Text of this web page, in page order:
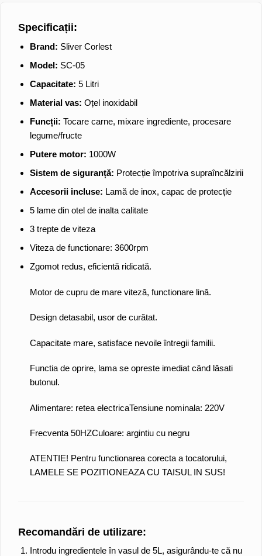
Specificații:
Brand: Sliver Corlest
Model: SC-05
Capacitate: 5 Litri
Material vas: Oțel inoxidabil
Funcții: Tocare carne, mixare ingrediente, procesare
legume/fructe
Putere motor: 1000W
Sistem de siguranță: Protecție împotriva supraîncălzirii
Accesorii incluse: Lamă de inox, capac de protecție
5 lame din otel de inalta calitate
3 trepte de viteza
Viteza de functionare: 3600rpm
Zgomot redus, eficientă ridicată.
Motor de cupru de mare viteză, functionare lină.
Design detasabil, usor de curătat.
Capacitate mare, satisface nevoile întregii familii.
Functia de oprire, lama se opreste imediat când lăsati
butonul.
Alimentare: retea electricaTensiune nominala: 220V
Frecventa 50HZCuloare: argintiu cu negru
ATENTIE! Pentru functionarea corecta a tocatorului,
LAMELE SE POZITIONEAZA CU TAISUL IN SUS!
Recomandări de utilizare:
Introdu ingredientele în vasul de 5L, asigurându-te că nu